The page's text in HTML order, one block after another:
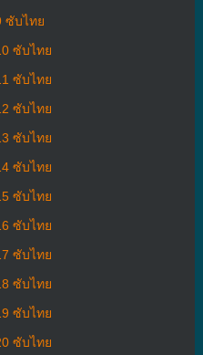
ซับไทย
ซับไทย
ซับไทย
ซับไทย
ซับไทย
ซับไทย
ซับไทย
ซับไทย
ซับไทย
ซับไทย
ซับไทย
ซับไทย